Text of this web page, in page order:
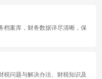
档案库，财务数据详尽清晰，保
税问题与解决办法、财税知识及